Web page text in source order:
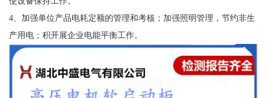
4、加强单位产品电耗定额的管理和考核；加强照明管理，节约非生
产用电；积开展企业电能平衡工作。